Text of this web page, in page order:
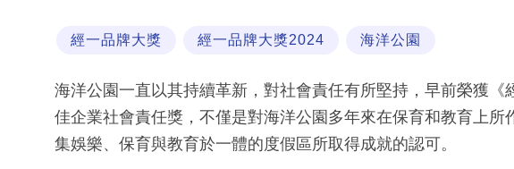
經一品牌大獎 經一品牌大獎2024 海洋公園
海洋公園一直以其持續革新，對社會責任有所堅持，早前榮獲《
佳企業社會責任獎，不僅是對海洋公園多年來在保育和教育上所
集娛樂、保育與教育於一體的度假區所取得成就的認可。